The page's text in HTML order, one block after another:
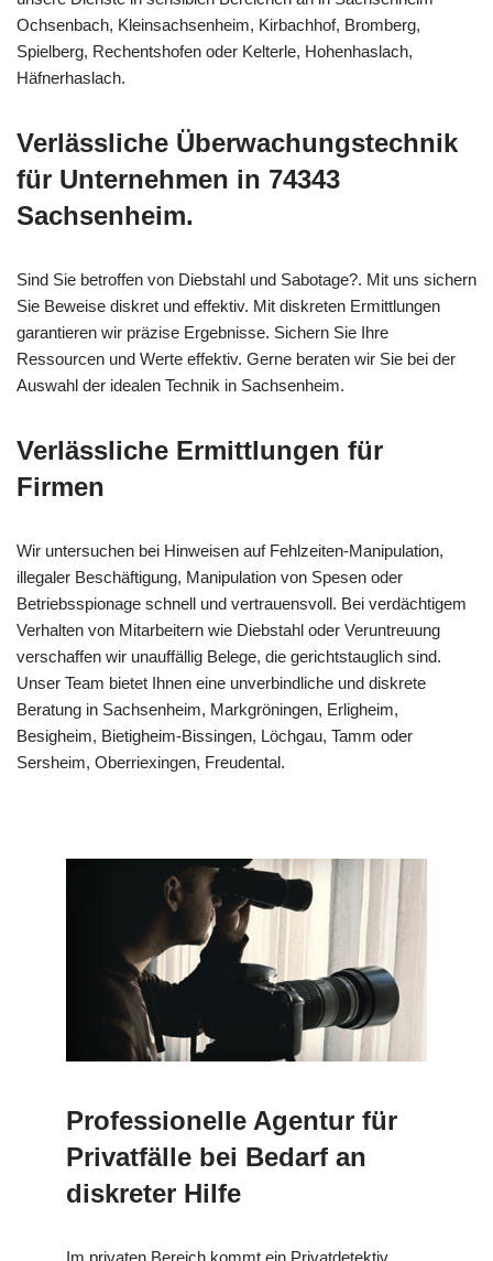
Ochsenbach, Kleinsachsenheim, Kirbachhof, Bromberg,
Spielberg, Rechentshofen oder Kelterle, Hohenhaslach,
Häfnerhaslach.
Verlässliche Überwachungstechnik
für Unternehmen in 74343
Sachsenheim.
Sind Sie betroffen von Diebstahl und Sabotage?. Mit uns sichern
Sie Beweise diskret und effektiv. Mit diskreten Ermittlungen
garantieren wir präzise Ergebnisse. Sichern Sie Ihre
Ressourcen und Werte effektiv. Gerne beraten wir Sie bei der
Auswahl der idealen Technik in Sachsenheim.
Verlässliche Ermittlungen für
Firmen
Wir untersuchen bei Hinweisen auf Fehlzeiten-Manipulation,
illegaler Beschäftigung, Manipulation von Spesen oder
Betriebsspionage schnell und vertrauensvoll. Bei verdächtigem
Verhalten von Mitarbeitern wie Diebstahl oder Veruntreuung
verschaffen wir unauffällig Belege, die gerichtstauglich sind.
Unser Team bietet Ihnen eine unverbindliche und diskrete
Beratung in Sachsenheim, Markgröningen, Erligheim,
Besigheim, Bietigheim-Bissingen, Löchgau, Tamm oder
Sersheim, Oberriexingen, Freudental.
Professionelle Agentur für
Privatfälle bei Bedarf an
diskreter Hilfe